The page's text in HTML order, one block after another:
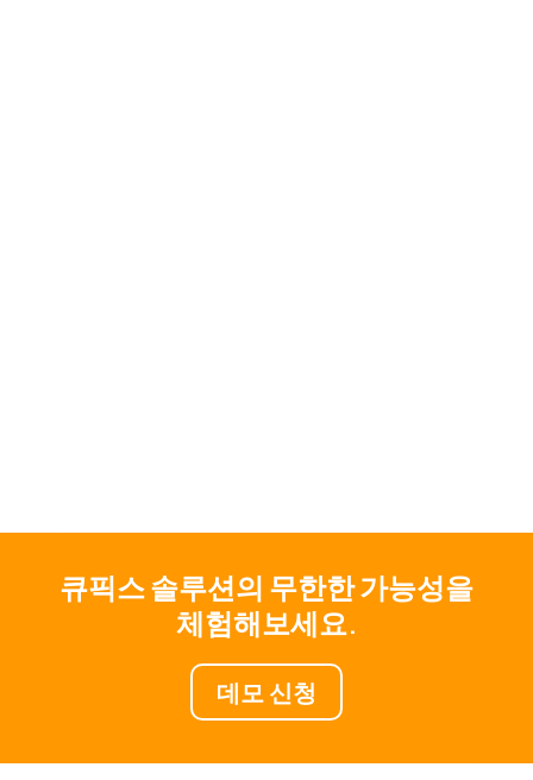
큐픽스 솔루션의 무한한 가능성을
체험해보세요.
데모 신청